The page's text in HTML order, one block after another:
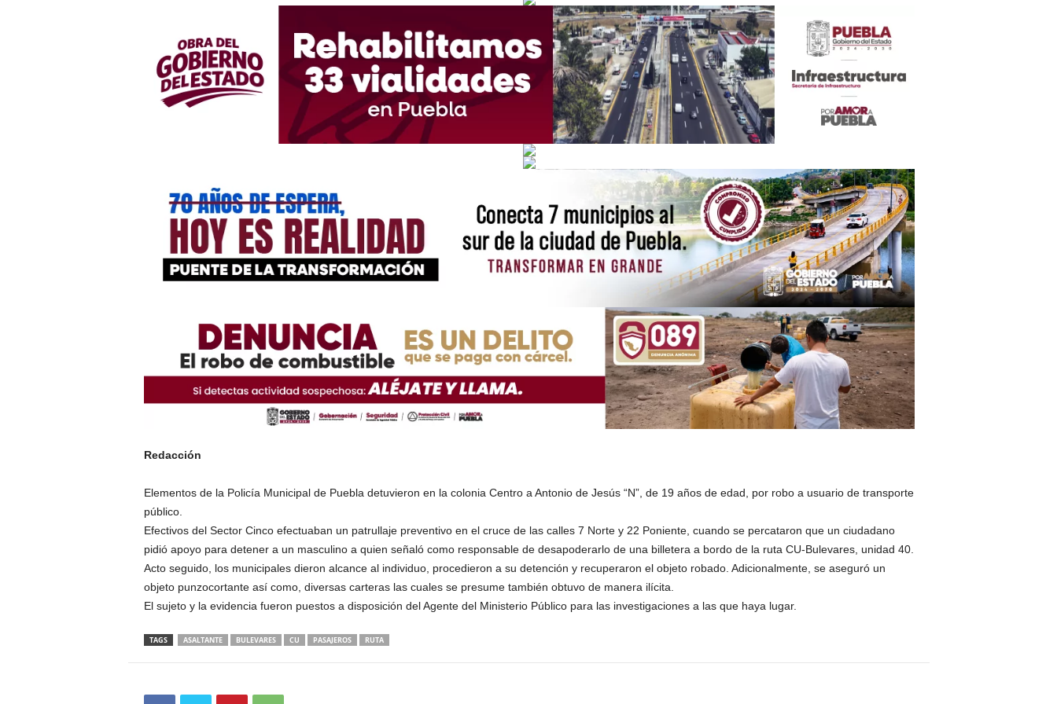
Redacción
Elementos de la Policía Municipal de Puebla detuvieron en la colonia Centro a Antonio de Jesús “N”, de 19 años de edad, por robo a usuario de transporte
público.
Efectivos del Sector Cinco efectuaban un patrullaje preventivo en el cruce de las calles 7 Norte y 22 Poniente, cuando se percataron que un ciudadano
pidió apoyo para detener a un masculino a quien señaló como responsable de desapoderarlo de una billetera a bordo de la ruta CU-Bulevares, unidad 40.
Acto seguido, los municipales dieron alcance al individuo, procedieron a su detención y recuperaron el objeto robado. Adicionalmente, se aseguró un
objeto punzocortante así como, diversas carteras las cuales se presume también obtuvo de manera ilícita.
El sujeto y la evidencia fueron puestos a disposición del Agente del Ministerio Público para las investigaciones a las que haya lugar.
TAGS ASALTANTE BULEVARES CU PASAJEROS RUTA